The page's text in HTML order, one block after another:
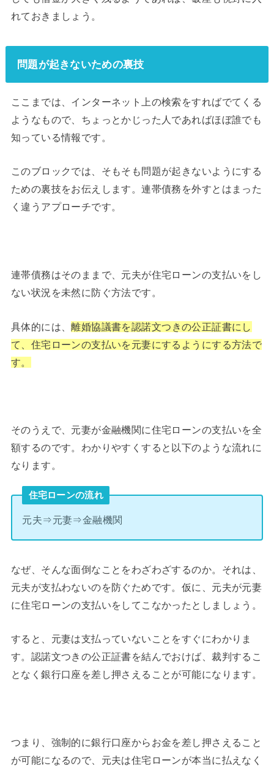
れておきましょう。
問題が起きないための裏技
ここまでは、インターネット上の検索をすればでてくる
ようなもので、ちょっとかじった人であればほぼ誰でも
知っている情報です。
このブロックでは、そもそも問題が起きないようにする
ための裏技をお伝えします。連帯債務を外すとはまった
く違うアプローチです。
連帯債務はそのままで、元夫が住宅ローンの支払いをし
ない状況を未然に防ぐ方法です。
具体的には、離婚協議書を認諾文つきの公正証書にし
て、住宅ローンの支払いを元妻にするようにする方法で
す。
そのうえで、元妻が金融機関に住宅ローンの支払いを全
額するのです。わかりやすくすると以下のような流れに
なります。
住宅ローンの流れ
元夫⇒元妻⇒金融機関
なぜ、そんな面倒なことをわざわざするのか。それは、
元夫が支払わないのを防ぐためです。仮に、元夫が元妻
に住宅ローンの支払いをしてこなかったとしましょう。
すると、元妻は支払っていないことをすぐにわかりま
す。認諾文つきの公正証書を結んでおけば、裁判するこ
となく銀行口座を差し押さえることが可能になります。
つまり、強制的に銀行口座からお金を差し押さえること
が可能になるので、元夫は住宅ローンが本当に払えなく